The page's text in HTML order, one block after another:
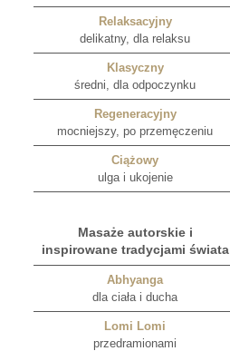
Relaksacyjny
delikatny, dla relaksu
Klasyczny
średni, dla odpoczynku
Regeneracyjny
mocniejszy, po przemęczeniu
Ciążowy
ulga i ukojenie
Masaże autorskie i
inspirowane tradycjami świata
Abhyanga
dla ciała i ducha
Lomi Lomi
przedramionami